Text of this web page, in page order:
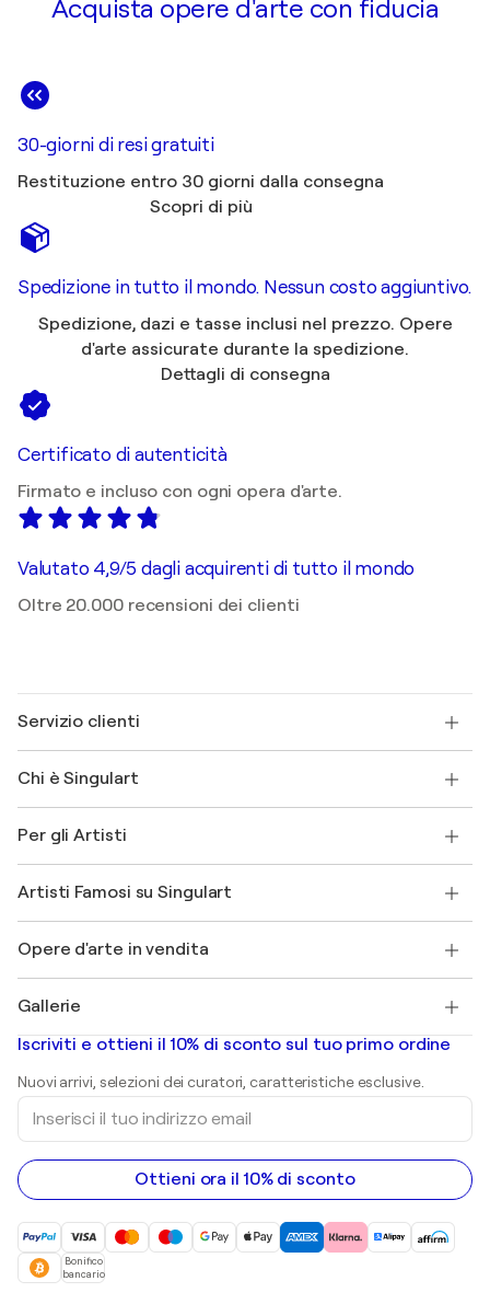
Acquista opere d'arte con fiducia
30-giorni di resi gratuiti
Restituzione entro 30 giorni dalla consegna
Scopri di più
Spedizione in tutto il mondo. Nessun costo aggiuntivo.
Spedizione, dazi e tasse inclusi nel prezzo. Opere
d'arte assicurate durante la spedizione.
Dettagli di consegna
Certificato di autenticità
Firmato e incluso con ogni opera d'arte.
Valutato 4,9/5 dagli acquirenti di tutto il mondo
Oltre 20.000 recensioni dei clienti
Servizio clienti
Spedizione
Offri una carta regalo
Partecipa al nostro programma commerciale
Il mio account
Protezione acquirente
+39 694500608
Chi è Singulart
FAQ
Magazine di Singulart
Lavori
Scopri arte originale selezionata
Per gli Artisti
Accedi come Artista
Artisti Famosi su Singulart
Marc Chagall
Banksy
Mr. Brainwash
Shepard Fairey
Opere d'arte in vendita
Quadri astratti in vendita
Dipinti di paesaggi
sculture
Dipinti acrilici
Gallerie
Gallerie d’arte in Italia
Iscriviti e ottieni il 10% di sconto sul tuo primo ordine
Nuovi arrivi, selezioni dei curatori, caratteristiche esclusive.
Inserisci
tuo
indirizzo
email
Ottieni ora il 10% di sconto
Bonifico
bancario